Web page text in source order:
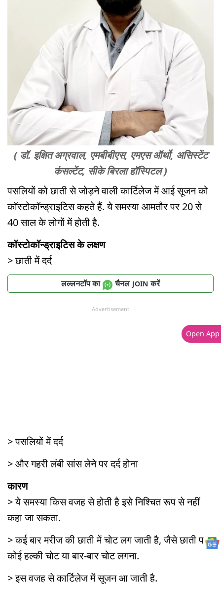
( डॉ. इक्षित अग्रवाल, एमबीबीएस, एमएस ऑर्थो, असिस्टेंट
कंसल्टेंट, सीके बिरला हॉस्पिटल )
पसलियों को छाती से जोड़ने वाली कार्टिलेज में आई सूजन को
कॉस्टोकॉन्ड्राइटिस कहते हैं. ये समस्या आमतौर पर 20 से
40 साल के लोगों में होती है.
कॉस्टोकॉन्ड्राइटिस के लक्षण
> छाती में दर्द
लल्लनटॉप का चैनल JOIN करें
Advertisement
> पसलियों में दर्द
> और गहरी लंबी सांस लेने पर दर्द होना
कारण
> ये समस्या किस वजह से होती है इसे निश्चित रूप से नहीं
कहा जा सकता.
> कई बार मरीज की छाती में चोट लग जाती है, जैसे छाती पर
कोई हल्की चोट या बार-बार चोट लगना.
> इस वजह से कार्टिलेज में सूजन आ जाती है.
Open App